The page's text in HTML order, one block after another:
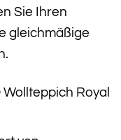
Sie Ihren
gleichmäßige
Royal